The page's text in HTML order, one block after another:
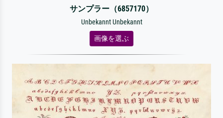
サンプラー（6857170）
Unbekannt Unbekannt
画像を選ぶ